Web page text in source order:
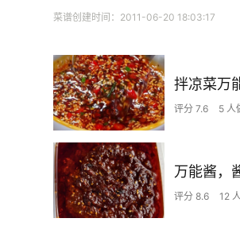
菜谱创建时间：2011-06-20 18:03:17
拌凉菜万
评分 7.6 5 人
万能酱，
评分 8.6 12